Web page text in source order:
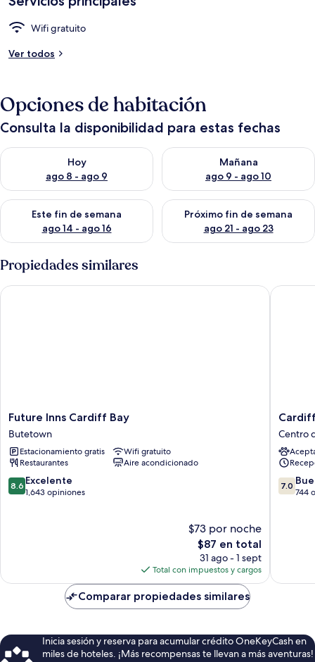
Wifi gratuito
Ver todos
Opciones de habitación
Consulta la disponibilidad para estas fechas
Hoy
ago 8 - ago 9
Consulta la disponibilidad para hoy ago 8 - ago 9
Mañana
ago 9 - ago 10
Consulta la disponibilidad
Este fin de semana
ago 14 - ago 16
Consulta la disponibilidad para este fin de semana ago 14 -
Próximo fin de semana
ago 21 - ago 23
Consulta la disponibilidad
Propiedades similares
Future
Inns
Cardiff
Bay
Butetown
Future Inns Cardiff Bay
Butetown
Estacionamiento gratis
Wifi gratuito
Restaurantes
Aire acondicionado
8.6
de
8.6 Excelente
1,643 opiniones
$73 por noche
El
precio
actual
es
de
$87
$87 en total
31 ago - 1 sept
Total con impuestos y cargos
Future Inns Cardiff Bay
Cardiff
Bute
Terrace
Hotel
By
Belvilla
Centro
Centro
7.0
de
7.0
744
Cardiff
Comparar propiedades similares
Inicia sesión y reserva para acumular crédito OneKeyCash en
miles de hoteles. ¡Más recompensas te llevan a más aventuras!